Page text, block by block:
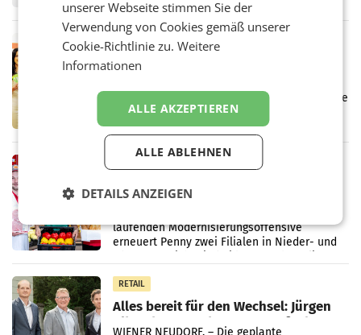
wieder Gewinn gemacht und die
Markterwartung deutlich übertroffen.
RETAIL
Eine Bühne für Zirkularität: ARA und
Kreislauffähigkeit
Über den gesamten August hinweg rücken die
Altstoff Recycling Austria AG (ARA) und der
Handelskonzern Müller die Initiative
„Kreislauf-Helden“ in allen österreichischen
Müller-Filialen
Ober- und Niederösterreich
laufenden Modernisierungsoffensive
erneuert Penny zwei Filialen in Nieder- und
RETAIL
Alles bereit für den Wechsel: Jürgen
Albrecht setzt ab 1.1.2027 auf Adeg
WIENER NEUDORF. – Die geplante
unserer Webseite stimmen Sie der
Verwendung von Cookies gemäß unserer
Cookie-Richtlinie zu.Weitere
Informationen
ALLE AKZEPTIEREN
ALLE ABLEHNEN
DETAILS ANZEIGEN